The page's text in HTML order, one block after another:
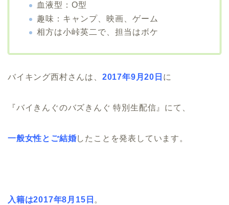
血液型：O型
趣味：キャンプ、映画、ゲーム
相方は小峠英二で、担当はボケ
バイキング西村さんは、 2017年9月20日 に
『バイきんぐのバズきんぐ 特別生配信』にて、
一般女性とご結婚したことを発表しています。
入籍は2017年8月15日 。